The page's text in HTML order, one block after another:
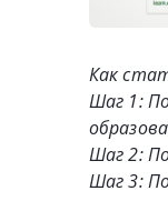
Как
Шаг 1:
Шаг 2:
Шаг 3: